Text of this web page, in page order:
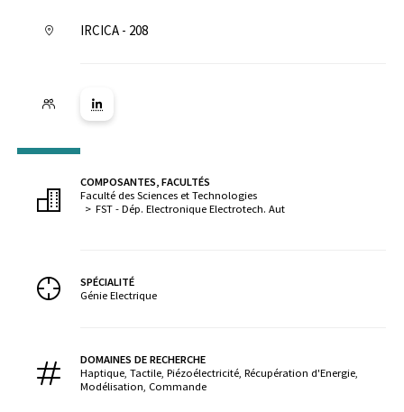
IRCICA - 208
Lien vers la page Linkedin ( Nouvelle fenêtre)
COMPOSANTES, FACULTÉS
Faculté des Sciences et Technologies
FST - Dép. Electronique Electrotech. Aut
SPÉCIALITÉ
Génie Electrique
DOMAINES DE RECHERCHE
Haptique, Tactile, Piézoélectricité, Récupération d'Energie,
Modélisation, Commande